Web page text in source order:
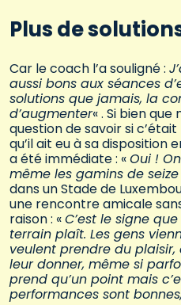
Plus de
Car le coach l’a souligné :
aussi bons aux séances
solutions que jamais, la
d’augmenter« . Si bien que
question de savoir si
qu’il ait eu à sa disposition
a été immédiate : «Oui !
même les gamins de
dans un Stade de
une rencontre amicale
raison : «C’est le signe
terrain plaît. Les gens
veulent prendre du plaisir,
leur donner, même si
prend qu’un point mais
performances sont